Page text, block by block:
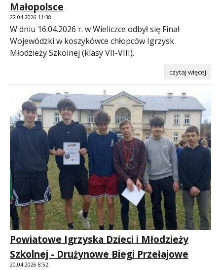
Małopolsce
22.04.2026 11:38
W dniu 16.04.2026 r. w Wieliczce odbył się Finał
Wojewódzki w koszykówce chłopców Igrzysk
Młodzieży Szkolnej (klasy VII-VIII).
czytaj więcej
Powiatowe Igrzyska Dzieci i Młodzieży
Szkolnej - Drużynowe Biegi Przełajowe
20.04.2026 8:52